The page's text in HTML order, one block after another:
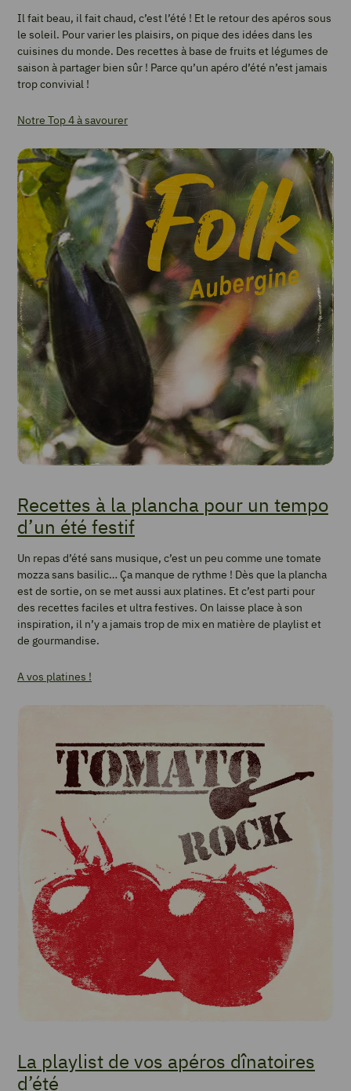
Il fait beau, il fait chaud, c’est l’été ! Et le retour des apéros sous
le soleil. Pour varier les plaisirs, on pique des idées dans les
cuisines du monde. Des recettes à base de fruits et légumes de
saison à partager bien sûr ! Parce qu’un apéro d’été n’est jamais
trop convivial !
Notre Top 4 à savourer
Recettes à la plancha pour un tempo
d’un été festif
Un repas d’été sans musique, c’est un peu comme une tomate
mozza sans basilic… Ça manque de rythme ! Dès que la plancha
est de sortie, on se met aussi aux platines. Et c’est parti pour
des recettes faciles et ultra festives. On laisse place à son
inspiration, il n’y a jamais trop de mix en matière de playlist et
de gourmandise.
A vos platines !
La playlist de vos apéros dînatoires
d’été